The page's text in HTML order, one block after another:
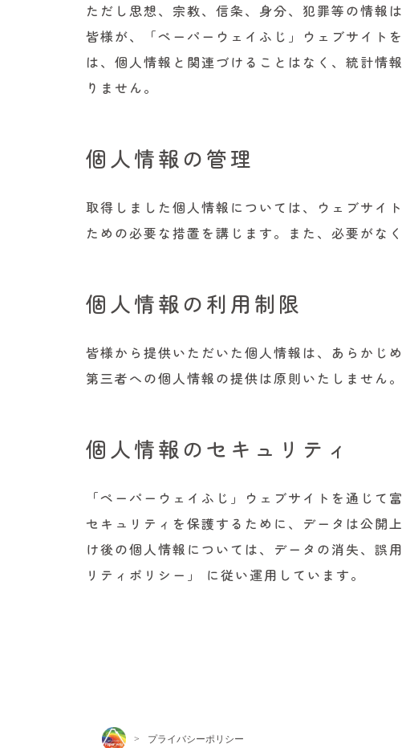
ただし思想、宗教、信条、身分、犯罪等の情報
皆様が、「ペーパーウェイふじ」ウェブサイト
は、個人情報と関連づけることはなく、統計情
りません。
個人情報の管理
取得しました個人情報については、ウェブサイ
ための必要な措置を講じます。また、必要がな
個人情報の利用制限
皆様から提供いただいた個人情報は、あらかじ
第三者への個人情報の提供は原則いたしません。
個人情報のセキュリティ
「ペーパーウェイふじ」ウェブサイトを通じ
セキュリティを保護するために、データは公開
け後の個人情報については、データの消失、誤
リティポリシー」 に従い運用しています。
> プライバシーポリシー